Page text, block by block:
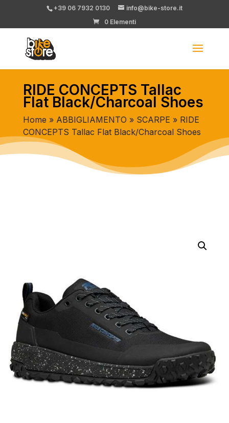
+39 06 7932 0130
info@bike-store.it
0 Elementi
RIDE CONCEPTS Tallac
Flat Black/Charcoal Shoes
Home » ABBIGLIAMENTO » SCARPE » RIDE
CONCEPTS Tallac Flat Black/Charcoal Shoes